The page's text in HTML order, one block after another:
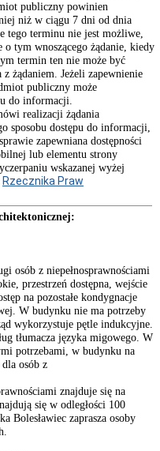
publiczny powinien
niż w ciągu 7 dni od dnia
tego terminu nie jest możliwe,
tym wnoszącego żądanie, kiedy
termin ten nie może być
żądaniem. Jeżeli zapewnienie
publiczny może
do informacji.
realizacji żądania
sposobu dostępu do informacji,
zapewniana dostępności
lub elementu strony
wskazanej wyżej
Rzecznika Praw
osób z niepełnosprawnościami
przestrzeń dostępna, wejście
na pozostałe kondygnacje
W budynku nie ma potrzeby
wykorzystuje pętle indukcyjne.
tłumacza języka migowego. W
potrzebami, w budynku na
osób z
znajduje się na
się w odległości 100
Bolesławiec zaprasza osoby